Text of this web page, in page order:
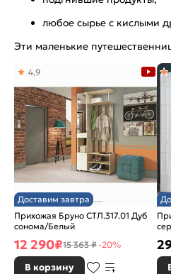
любое сырье с кислыми
Эти маленькие
Доставим завтра
Прихожая Бруно СТЛ.317.01 Дуб
сонома/Белый
4,9
12 290₽15 363 ₽-20%
В корзину